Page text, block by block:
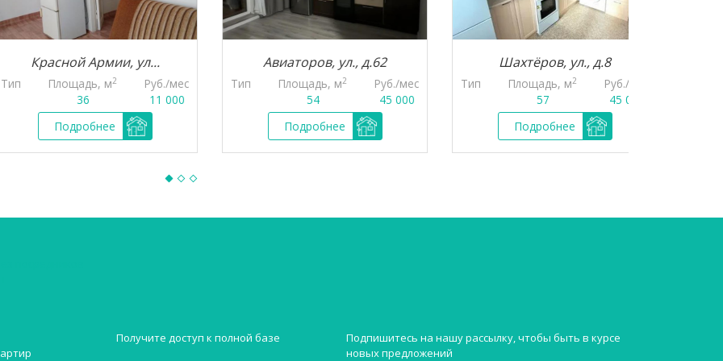
Красной Армии, ул...
Площадь, м2
Руб./мес
11 000
Подробнее
Авиаторов, ул., д.62
Площадь, м2
Руб./мес
45 000
Подробнее
Шахтёров, ул., д.8
Площадь, м2
Руб./мес
45 000
Подробнее
Получите доступ к полной базе
Подпишитесь на нашу рассылку, чтобы быть в курсе
новых предложений